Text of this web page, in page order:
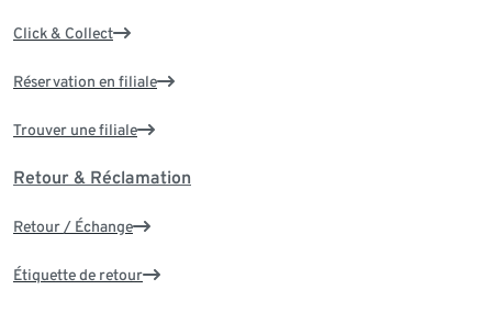
Click & Collect
Réservation en filiale
Trouver une filiale
Retour & Réclamation
Retour / Échange
Étiquette de retour